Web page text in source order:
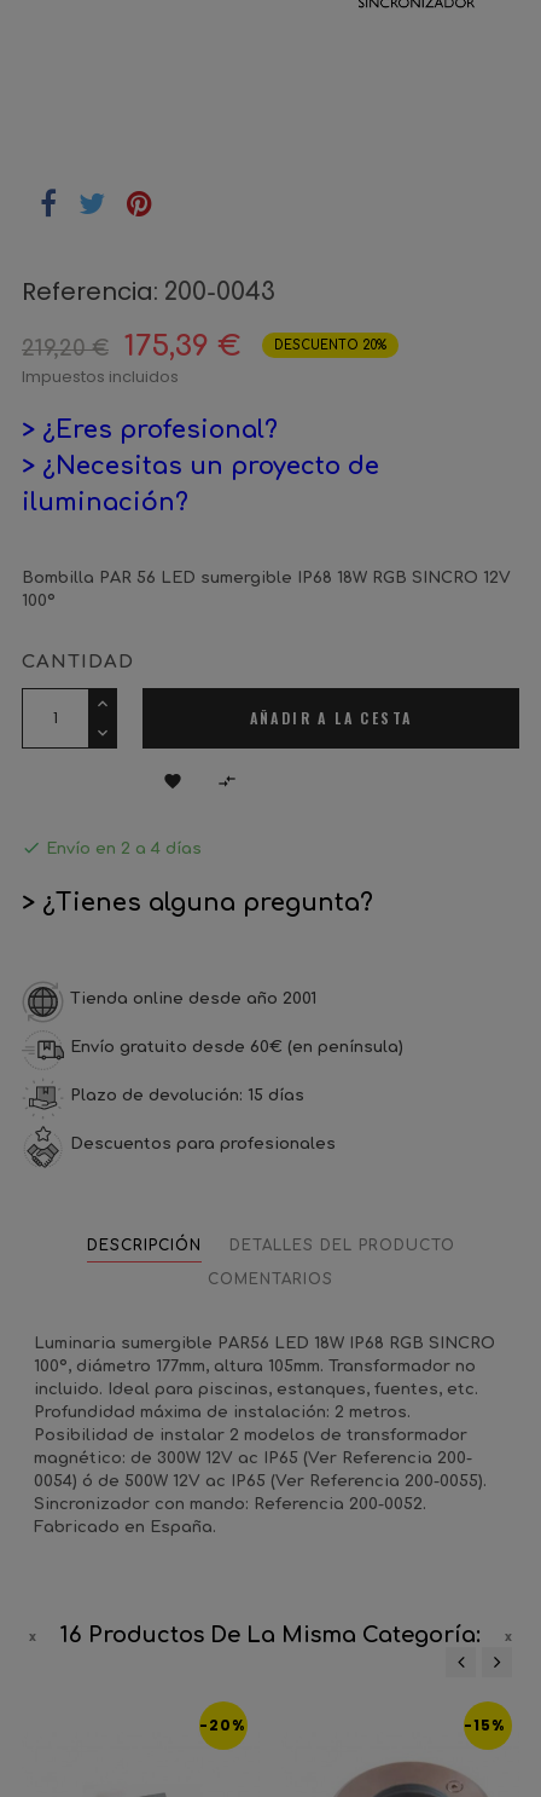
Referencia: 200-0043
219,20 € 175,39 € DESCUENTO 20%
Impuestos incluidos
> ¿Eres profesional?
> ¿Necesitas un proyecto de
iluminación?
Bombilla PAR 56 LED sumergible IP68 18W RGB SINCRO 12V
100º
CANTIDAD
AÑADIR A LA CESTA
 
 Envío en 2 a 4 días
> ¿Tienes alguna pregunta?
Tienda online desde año 2001
Envío gratuito desde 60€ (en península)
Plazo de devolución: 15 días
Descuentos para profesionales
DESCRIPCIÓN
DETALLES DEL PRODUCTO
COMENTARIOS
Luminaria sumergible PAR56 LED 18W IP68 RGB SINCRO
100º, diámetro 177mm, altura 105mm. Transformador no
incluido. Ideal para piscinas, estanques, fuentes, etc.
Profundidad máxima de instalación: 2 metros.
Posibilidad de instalar 2 modelos de transformador
magnético: de 300W 12V ac IP65 (Ver Referencia 200-
0054) ó de 500W 12V ac IP65 (Ver Referencia 200-0055).
Sincronizador con mando: Referencia 200-0052.
Fabricado en España.
16 Productos De La Misma Categoría:
-20% -15%